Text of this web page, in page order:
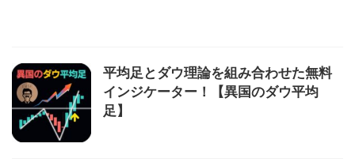
平均足とダウ理論を組み合わせた無料
インジケーター！【異国のダウ平均
足】